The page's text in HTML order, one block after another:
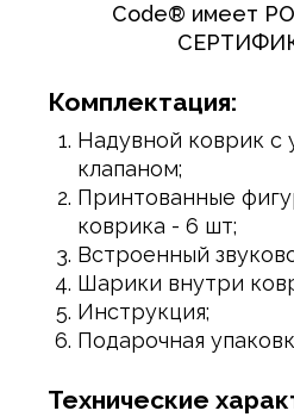
Code® имеет
Комплектация:
Надувной коврик с
клапаном;
Принтованные
коврика - 6 шт;
Встроенный
Шарики внутри
Инструкция;
Подарочная
Технические